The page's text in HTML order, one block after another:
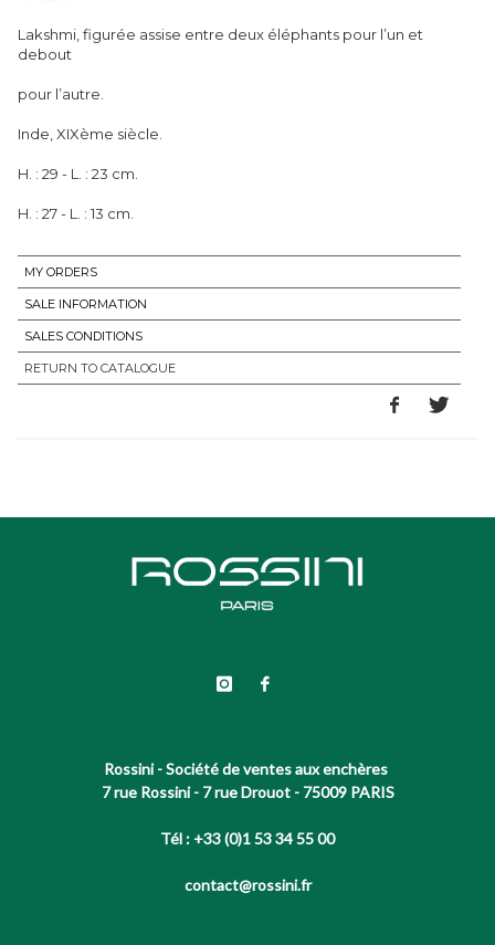
Lakshmi, figurée assise entre deux éléphants pour l’un et
debout
pour l’autre.
Inde, XIXème siècle.
H. : 29 - L. : 23 cm.
H. : 27 - L. : 13 cm.
MY ORDERS
SALE INFORMATION
SALES CONDITIONS
RETURN TO CATALOGUE
Rossini - Société de ventes aux enchères
7 rue Rossini - 7 rue Drouot - 75009 PARIS
Tél : +33 (0)1 53 34 55 00
contact@rossini.fr